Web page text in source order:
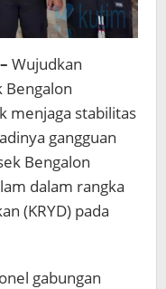
Wujudkan
Bengalon
menjaga stabilitas
gangguan
Bengalon
dalam rangka
(KRYD) pada
gabungan